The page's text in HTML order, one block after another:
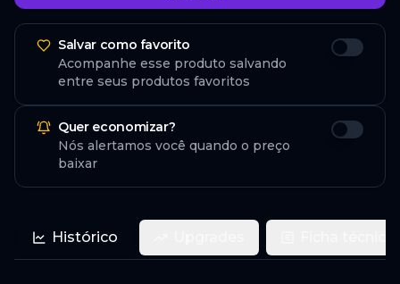
Salvar como favorito
Acompanhe esse produto salvando
entre seus produtos favoritos
Quer economizar?
Nós alertamos você quando o preço
baixar
Histórico